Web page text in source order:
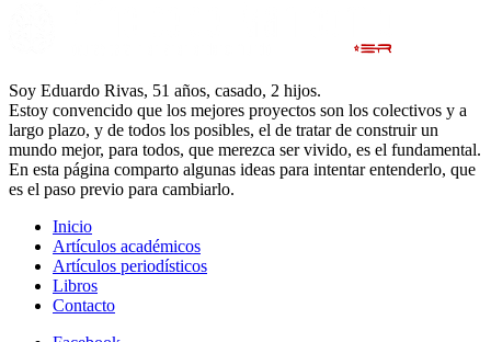
Soy Eduardo Rivas, 51 años, casado, 2 hijos.
Estoy convencido que los mejores proyectos son los colectivos y a
largo plazo, y de todos los posibles, el de tratar de construir un
mundo mejor, para todos, que merezca ser vivido, es el fundamental.
En esta página comparto algunas ideas para intentar entenderlo, que
es el paso previo para cambiarlo.
Inicio
Artículos académicos
Artículos periodísticos
Libros
Contacto